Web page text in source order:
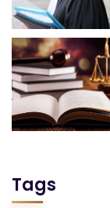
Tags